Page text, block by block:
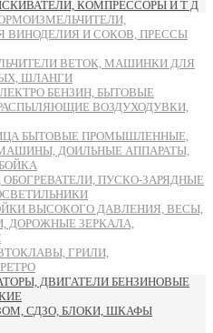
КОМПРЕССОРЫ И Т Д
ВИНОДЕЛИЯ И СОКОВ, ПРЕССЫ
ВЕТОК, МАШИНКИ ДЛЯ
ШЛАНГИ
БЕНЗИН, БЫТОВЫЕ
ВОЗДУХОДУВКИ,
БЫТОВЫЕ ПРОМЫШЛЕННЫЕ,
ДОИЛЬНЫЕ АППАРАТЫ,
ПУСКО-ЗАРЯДНЫЕ
ВЫСОКОГО ДАВЛЕНИЯ, ВЕСЫ,
ДОРОЖНЫЕ ЗЕРКАЛА,
ГРИЛИ,
ДВИГАТЕЛИ БЕНЗИНОВЫЕ
СДЗО, БЛОКИ, ШКАФЫ